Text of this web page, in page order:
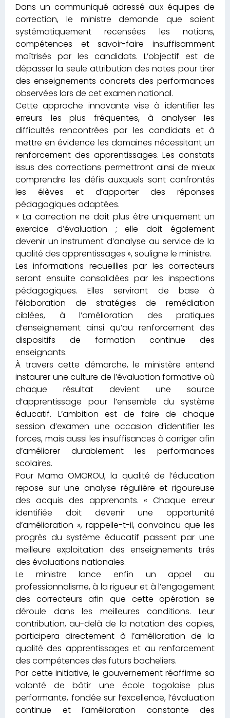
Dans un communiqué adressé aux équipes de
correction, le ministre demande que soient
systématiquement recensées les notions,
compétences et savoir-faire insuffisamment
maîtrisés par les candidats. L’objectif est de
dépasser la seule attribution des notes pour tirer
des enseignements concrets des performances
observées lors de cet examen national.
Cette approche innovante vise à identifier les
erreurs les plus fréquentes, à analyser les
difficultés rencontrées par les candidats et à
mettre en évidence les domaines nécessitant un
renforcement des apprentissages. Les constats
issus des corrections permettront ainsi de mieux
comprendre les défis auxquels sont confrontés
les élèves et d’apporter des réponses
pédagogiques adaptées.
« La correction ne doit plus être uniquement un
exercice d’évaluation ; elle doit également
devenir un instrument d’analyse au service de la
qualité des apprentissages », souligne le ministre.
Les informations recueillies par les correcteurs
seront ensuite consolidées par les inspections
pédagogiques. Elles serviront de base à
l’élaboration de stratégies de remédiation
ciblées, à l’amélioration des pratiques
d’enseignement ainsi qu’au renforcement des
dispositifs de formation continue des
enseignants.
À travers cette démarche, le ministère entend
instaurer une culture de l’évaluation formative où
chaque résultat devient une source
d’apprentissage pour l’ensemble du système
éducatif. L’ambition est de faire de chaque
session d’examen une occasion d’identifier les
forces, mais aussi les insuffisances à corriger afin
d’améliorer durablement les performances
scolaires.
Pour Mama OMOROU, la qualité de l’éducation
repose sur une analyse régulière et rigoureuse
des acquis des apprenants. « Chaque erreur
identifiée doit devenir une opportunité
d’amélioration », rappelle-t-il, convaincu que les
progrès du système éducatif passent par une
meilleure exploitation des enseignements tirés
des évaluations nationales.
Le ministre lance enfin un appel au
professionnalisme, à la rigueur et à l’engagement
des correcteurs afin que cette opération se
déroule dans les meilleures conditions. Leur
contribution, au-delà de la notation des copies,
participera directement à l’amélioration de la
qualité des apprentissages et au renforcement
des compétences des futurs bacheliers.
Par cette initiative, le gouvernement réaffirme sa
volonté de bâtir une école togolaise plus
performante, fondée sur l’excellence, l’évaluation
continue et l’amélioration constante des